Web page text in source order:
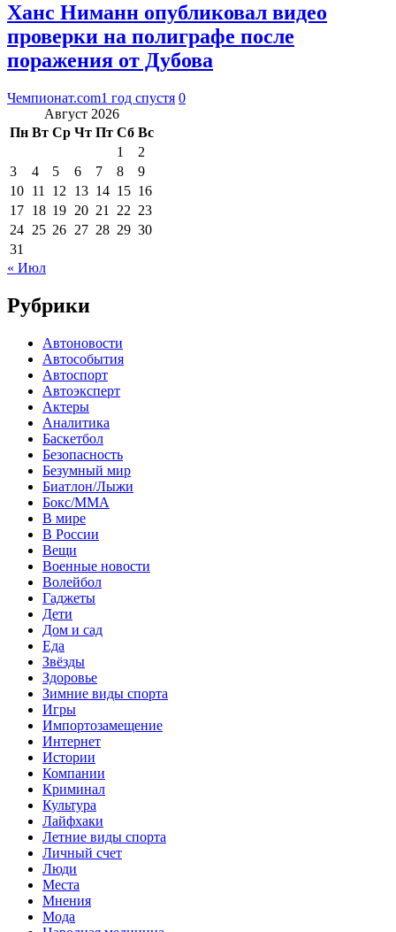
Ханс Ниманн опубликовал видео
проверки на полиграфе после
поражения от Дубова
Чемпионат.com1 год спустя 0
Август 2026
Пн Вт Ср Чт Пт Сб Вс
1
2
3
4 5 6 7 8
9
10 11 12 13 14 15 16
17 18 19 20 21 22 23
24 25 26 27 28 29 30
31
« Июл
Рубрики
Автоновости
Автособытия
Автоспорт
Автоэксперт
Актеры
Аналитика
Баскетбол
Безопасность
Безумный мир
Биатлон/Лыжи
Бокс/MMA
В мире
В России
Вещи
Военные новости
Волейбол
Гаджеты
Дети
Дом и сад
Еда
Звёзды
Здоровье
Зимние виды спорта
Игры
Импортозамещение
Интернет
Истории
Компании
Криминал
Культура
Лайфхаки
Летние виды спорта
Личный счет
Люди
Места
Мнения
Мода